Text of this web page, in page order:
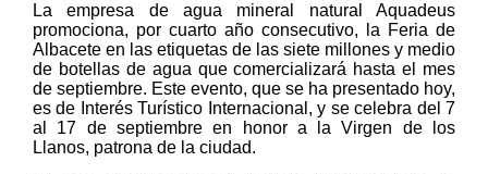
La empresa de agua mineral natural Aquadeus
promociona, por cuarto año consecutivo, la Feria de
Albacete en las etiquetas de las siete millones y medio
de botellas de agua que comercializará hasta el mes
de septiembre. Este evento, que se ha presentado hoy,
es de Interés Turístico Internacional, y se celebra del 7
al 17 de septiembre en honor a la Virgen de los
Llanos, patrona de la ciudad.